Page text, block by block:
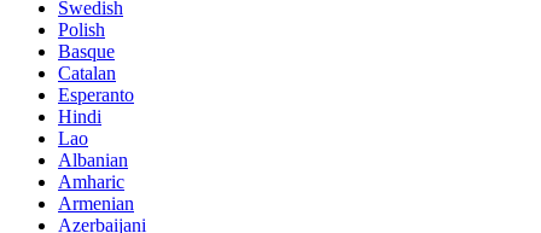
Swedish
Polish
Basque
Catalan
Esperanto
Hindi
Lao
Albanian
Amharic
Armenian
Azerbaijani